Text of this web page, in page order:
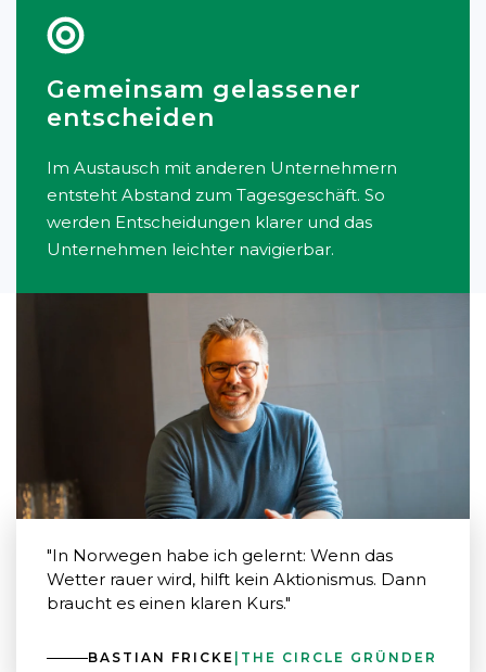
Gemeinsam gelassener
entscheiden
Im Austausch mit anderen Unternehmern
entsteht Abstand zum Tagesgeschäft. So
werden Entscheidungen klarer und das
Unternehmen leichter navigierbar.
"In Norwegen habe ich gelernt: Wenn das
Wetter rauer wird, hilft kein Aktionismus. Dann
braucht es einen klaren Kurs."
BASTIAN FRICKE THE CIRCLE GRÜNDER